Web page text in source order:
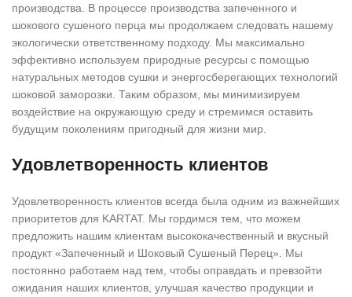
производства. В процессе производства запеченного и
шокового сушеного перца мы продолжаем следовать нашему
экологически ответственному подходу. Мы максимально
эффективно используем природные ресурсы с помощью
натуральных методов сушки и энергосберегающих технологий
шоковой заморозки. Таким образом, мы минимизируем
воздействие на окружающую среду и стремимся оставить
будущим поколениям пригодный для жизни мир.
Удовлетворенность клиентов
Удовлетворенность клиентов всегда была одним из важнейших
приоритетов для KARTAT. Мы гордимся тем, что можем
предложить нашим клиентам высококачественный и вкусный
продукт «Запеченный и Шоковый Сушеный Перец». Мы
постоянно работаем над тем, чтобы оправдать и превзойти
ожидания наших клиентов, улучшая качество продукции и